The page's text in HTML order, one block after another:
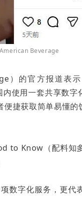
Beverage
）的官方报道表
使用一套共享数
捷获取简单易懂
to Know（配料知
数字化服务，更代